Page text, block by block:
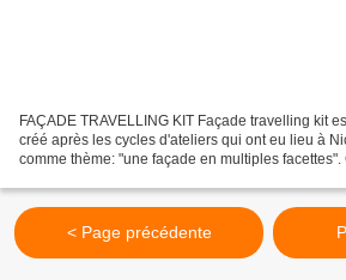
FAÇADE TRAVELLING KIT Façade travelling kit
créé après les cycles d'ateliers qui ont eu lieu à
comme thème: "une façade en multiples facettes".
< Page précédente